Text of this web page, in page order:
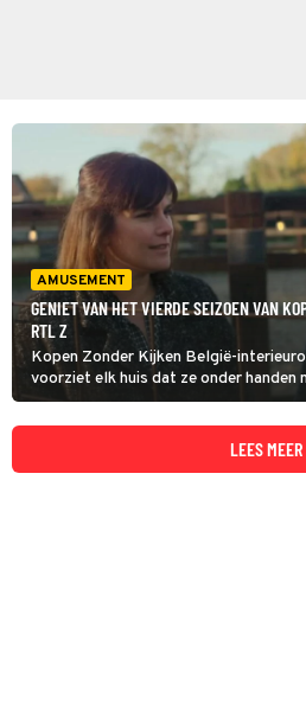
AMUSEMENT
GENIET VAN HET VIERDE SEIZOEN VAN
RTL Z
Kopen Zonder Kijken België-
voorziet elk huis dat ze onder handen
haar al snel de bijnaam 'Queen of
handelsmerk", vertelt ze in de
LEES MEER